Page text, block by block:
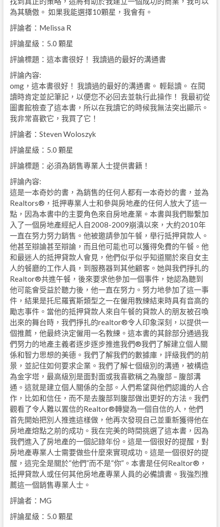
為其驕傲。 如果我能選擇10顆星，我會有。
評論者：Melissa R
評論星級：5.0 顆星
評論標題：這本書很好！ 我讀過的最好的溝通書
評論內容:
omg，這本書很好！ 我讀過的最好的溝通書。 輕鬆讀。 在閱
讀時肯定並記筆記，以便您不必回去並執行此操作！ 我最初從
圖書館檢查了這本書，所以在我讀它的時候我無法突出顯示。
我非常喜歡它，我買了它！
評論者：Steven Woloszyk
評論星級：5.0 顆星
評論標題：必須為銷售專業人士提供書籍！
評論內容:
這是一本奇妙的書，為銷售的任何人都有一本奇妙的書，並為
Realtors®，抵押專業人士和參與房地產的任何人放大了這一
點，因為本書中的主要角色來自房地產業。本書與我們聯繫加
入了一個房地產經紀人自2008-2009崩潰以來，大約2010年
一直在努力努力銷售。他被邀請參加午餐，舉行抵押貸款人。
他甚至辯論甚至辯論，而且他可能也可以獲得免費的午餐。他
和最迷人的抵押貸款人會見，他們似乎似乎知道關於來自女主
人的餐廳的工作人員，到服務器到其他顧客。她與我們掙扎的
Realtor®共進午餐，後來要求他參加一個事件，她認為聽到
他可能會受益於聽力後，他一直在努力。努力地參加了這一事
件，結果是托尼羅賓斯類型之一在僱用教練結束時具有音高的
勵志事件。當他的抵押貸款人來自午餐的貸款人的朋友被召喚
出來的舞台時，我們掙扎的realtor®令人印象深刻，以提供一
個推薦，他最終決定僱用一名教練。這本書的其餘部分通過我
們努力的地產主義者逐步逐步推進我們®我們了解建立個人關
係和智力思想的美德。我們了解我們的數據庫，評級我們的前
景，並記住如何要求企業。我們了解七個級別的溝通，被構造
為金字塔，最高級別是面對面或我喜歡稱之為腹部 – 腹部溝
通。這就是建立個人關係的全部。人們希望與他們認識的人合
作，比如和信任，而不是去腹部到腹部做出更好的方法。我們
觀看了令人難以置信的Realtor®轉變為一個自信的人，他們
首先開始把別人推進這樣做，他再次發現自己並重新獲得他在
房地產熔點之前的成功。我在完美的時間挑選了這本書，因為
我們進入了房地產的一個記錄年份。這是一個很好的提醒，對
房地產專業人士需要做些什麼來實現成功。這是一個很好的提
醒，這完全是關於“他們”而不是“你”。本書是任何Realtor®，
抵押貸款人或任何其他房地產專業人員的必備讀書。我強烈推
薦這一個銷售專業人士。
評論者：MG
評論星級：5.0 顆星